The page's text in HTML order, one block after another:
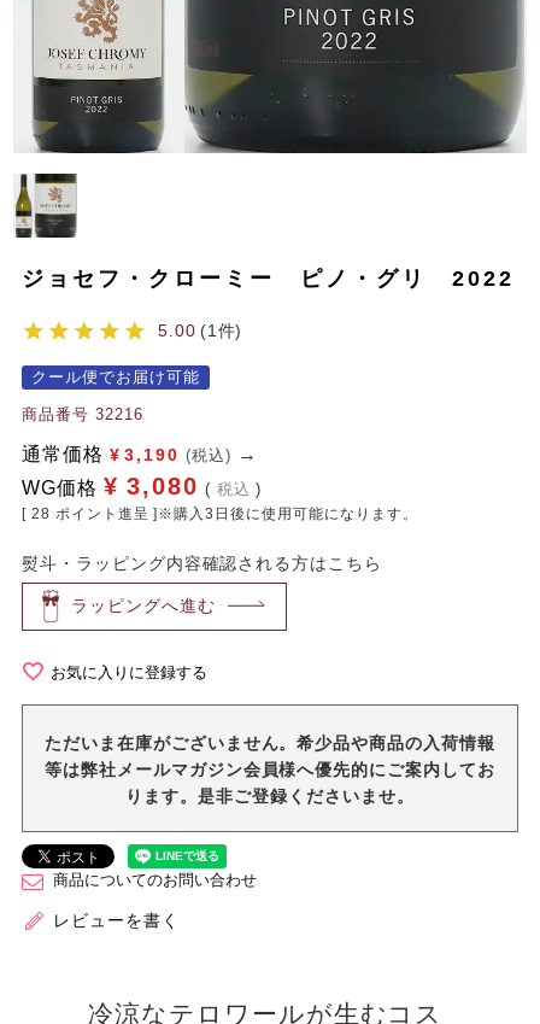
ジョセフ・クローミー ピノ・グリ 2022
5.00 1
クール便でお届け可能
商品番号 32216
通常価格 ¥ 3,190 (税込)
WG価格 ¥ 3,080 税込
[ 28 ポイント進呈 ]※購入3日後に使用可能になります。
熨斗・ラッピング内容確認される方はこちら
ラッピングへ進む
お気に入りに登録する
ただいま在庫がございません。希少品や商品の入荷情報
等は弊社メールマガジン会員様へ優先的にご案内してお
ります。是非ご登録くださいませ。
商品についてのお問い合わせ
レビューを書く
冷涼なテロワールが生むコス